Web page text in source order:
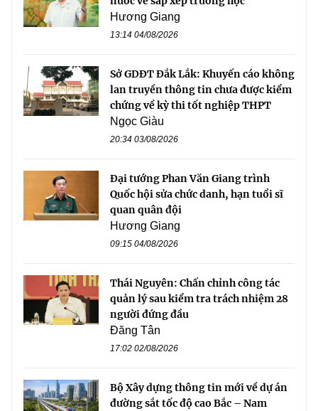
Hương Giang
13:14 04/08/2026
Sở GDĐT Đắk Lắk: Khuyến cáo không
lan truyền thông tin chưa được kiểm
chứng về kỳ thi tốt nghiệp THPT
Ngọc Giàu
20:34 03/08/2026
Đại tướng Phan Văn Giang trình
Quốc hội sửa chức danh, hạn tuổi sĩ
quan quân đội
Hương Giang
09:15 04/08/2026
Thái Nguyên: Chấn chỉnh công tác
quản lý sau kiểm tra trách nhiệm 28
người đứng đầu
Đăng Tân
17:02 02/08/2026
Bộ Xây dựng thông tin mới về dự án
đường sắt tốc độ cao Bắc – Nam